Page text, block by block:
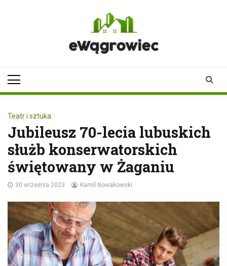
Teatr i sztuka
Jubileusz 70-lecia lubuskich
służb konserwatorskich
świętowany w Żaganiu
30 września 2023 Kamil Nowakowski